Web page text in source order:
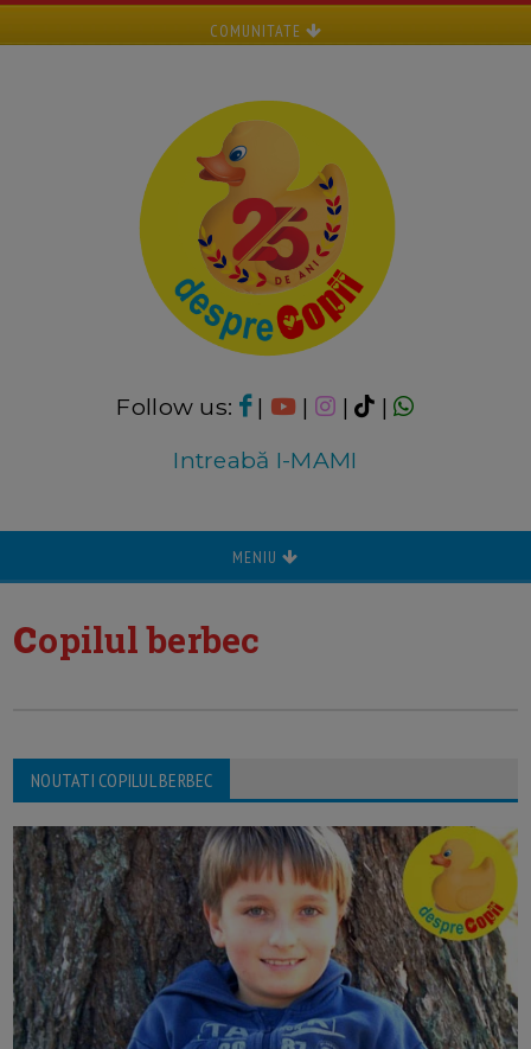
COMUNITATE
Follow us: | | |
|
Intreabă I-MAMI
MENIU
copilul berbec
NOUTATI COPILUL BERBEC